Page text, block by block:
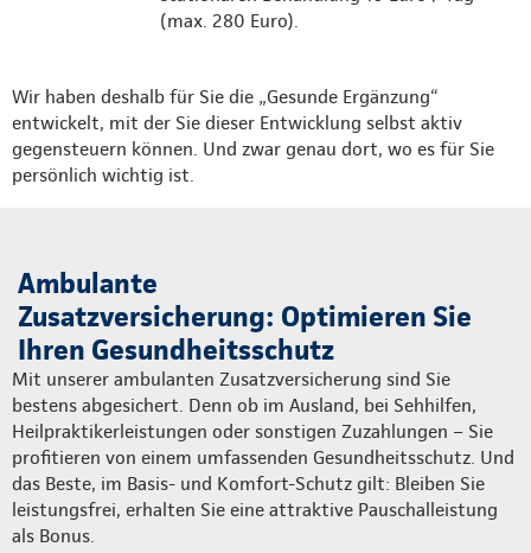
(max. 280 Euro).
Wir haben deshalb für Sie die „Gesunde Ergänzung“
entwickelt, mit der Sie dieser Entwicklung selbst aktiv
gegensteuern können. Und zwar genau dort, wo es für Sie
persönlich wichtig ist.
Ambulante
Zusatzversicherung: Optimieren Sie
Ihren Gesundheitsschutz
Mit unserer ambulanten Zusatzversicherung sind Sie
bestens abgesichert. Denn ob im Ausland, bei Sehhilfen,
Heilpraktikerleistungen oder sonstigen Zuzahlungen – Sie
profitieren von einem umfassenden Gesundheitsschutz. Und
das Beste, im Basis- und Komfort-Schutz gilt: Bleiben Sie
leistungsfrei, erhalten Sie eine attraktive Pauschalleistung
als Bonus.